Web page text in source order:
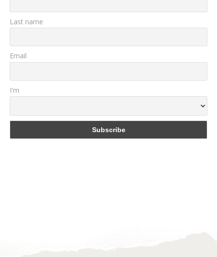
Last name
Email
I'm